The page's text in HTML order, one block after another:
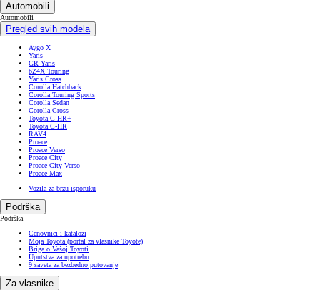
Automobili
Automobili
Pregled svih modela
Aygo X
Yaris
GR Yaris
bZ4X Touring
Yaris Cross
Corolla Hatchback
Corolla Touring Sports
Corolla Sedan
Corolla Cross
Toyota C-HR+
Toyota C-HR
RAV4
Proace
Proace Verso
Proace City
Proace City Verso
Proace Max
Vozila za brzu isporuku
Podrška
Podrška
Cenovnici i katalozi
Moja Toyota (portal za vlasnike Toyote)
Briga o Vašoj Toyoti
Uputstva za upotrebu
9 saveta za bezbedno putovanje
Za vlasnike